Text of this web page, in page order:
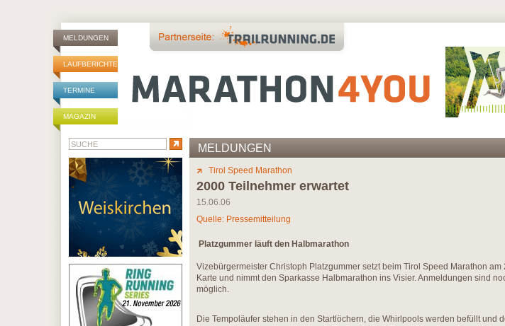
MELDUNGEN
LAUFBERICHTE
TERMINE
MAGAZIN
MELDUNGEN
Tirol Speed Marathon
2000 Teilnehmer erwartet
15.06.06
Quelle: Pressemitteilung
Platzgummer läuft den Halbmarathon
Vizebürgermeister Christoph Platzgummer setzt beim Tirol Speed Marathon am
Karte und nimmt den Sparkasse Halbmarathon ins Visier. Anmeldungen sind
möglich.
Die Tempoläufer stehen in den Startlöchern, die Whirlpools werden befüllt und